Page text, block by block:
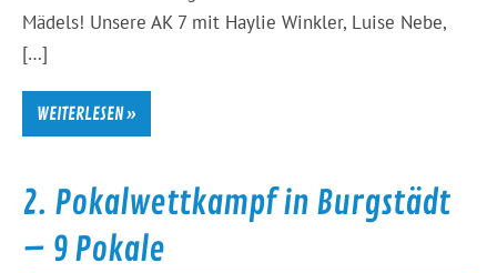
Mädels! Unsere AK 7 mit Haylie Winkler, Luise Nebe,
[…]
WEITERLESEN »
2. Pokalwettkampf in Burgstädt
– 9 Pokale